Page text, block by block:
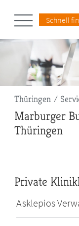
Schnell
Pfadnavigation
Thüringen
Marburger
Thüringen
Private
Asklepios